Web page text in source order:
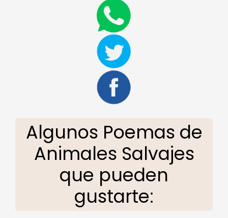
Algunos Poemas de
Animales Salvajes
que pueden
gustarte: